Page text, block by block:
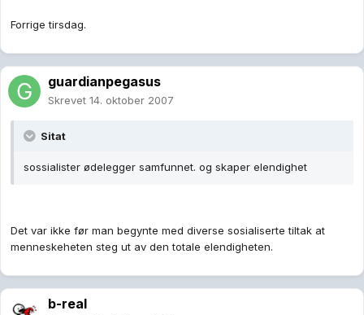
Forrige tirsdag.
guardianpegasus
Skrevet 14. oktober 2007
Sitat
sossialister ødelegger samfunnet. og skaper elendighet
Det var ikke før man begynte med diverse sosialiserte tiltak at
menneskeheten steg ut av den totale elendigheten.
b-real